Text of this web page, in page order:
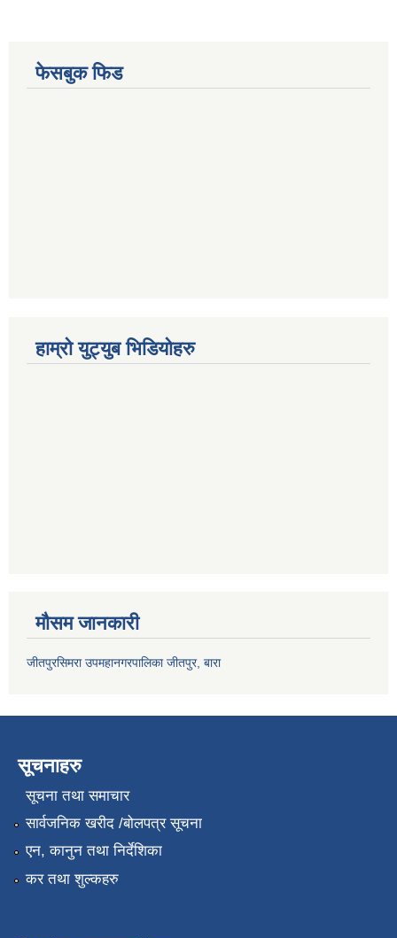
फेसबुक फिड
हाम्रो युट्युब भिडियोहरु
मौसम जानकारी
जीतपुरसिमरा उपमहानगरपालिका जीतपुर, बारा
सूचनाहरु
सूचना तथा समाचार
सार्वजनिक खरीद /बोलपत्र सूचना
एन, कानुन तथा निर्देशिका
कर तथा शुल्कहरु